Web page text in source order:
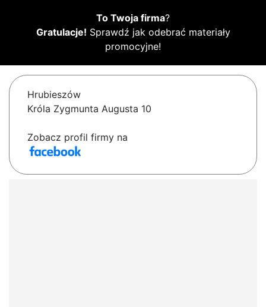
To Twoja firma?
Gratulacje! Sprawdź jak odebrać materiały
promocyjne!
Hrubieszów
Króla Zygmunta Augusta 10
Zobacz profil firmy na